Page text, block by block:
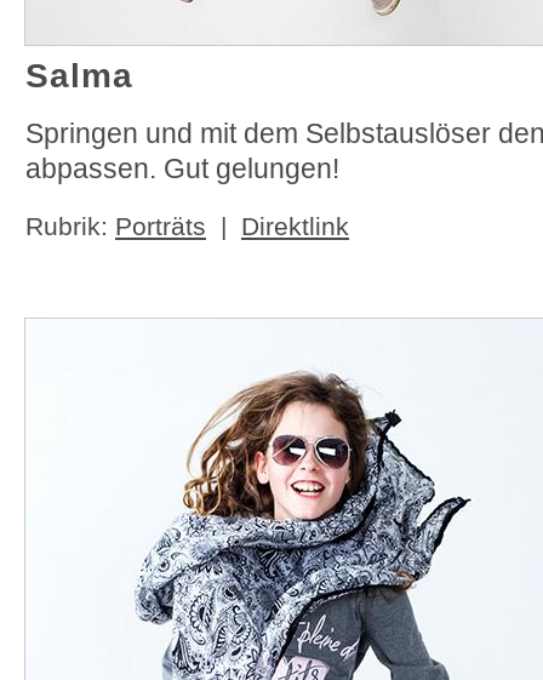
Salma
Springen und mit dem Selbstauslöser
abpassen. Gut gelungen!
Rubrik: Porträts | Direktlink